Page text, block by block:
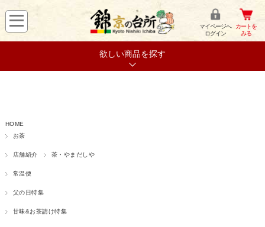
マイページへ
ログイン
カートを
みる
欲しい商品を探す
HOME
お茶
店舗紹介 茶・やまだしや
常温便
父の日特集
甘味&お茶請け特集